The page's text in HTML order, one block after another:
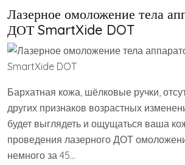
Лазерное омоложение тела
ДОТ SmartXide DOT
Бархатная кожа, шёлковые ручки,
других признаков возрастных
будет выглядеть и ощущаться ваша
проведения лазерного ДОТ
немного за 45…